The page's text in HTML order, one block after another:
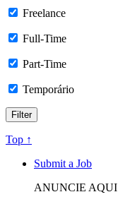
Freelance
Full-Time
Part-Time
Temporário
Top ↑
Submit a Job
ANUNCIE AQUI